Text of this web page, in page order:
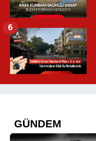
6